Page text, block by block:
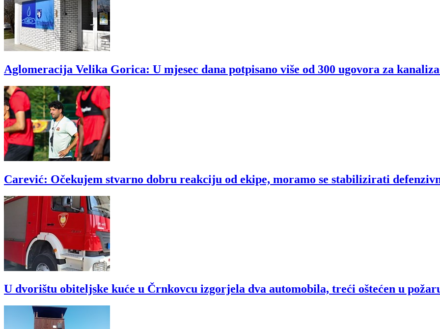
Aglomeracija Velika Gorica: U mjesec dana potpisano više od 300 ugovora za
Carević: Očekujem stvarno dobru reakciju od ekipe, moramo se stabilizirati
U dvorištu obiteljske kuće u Črnkovcu izgorjela dva automobila, treći oštećen u